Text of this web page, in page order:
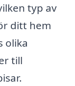
typ av
ditt hem
olika
till